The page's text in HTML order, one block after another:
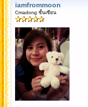
iamfrommoon
Cmadong ชั้นเซียน